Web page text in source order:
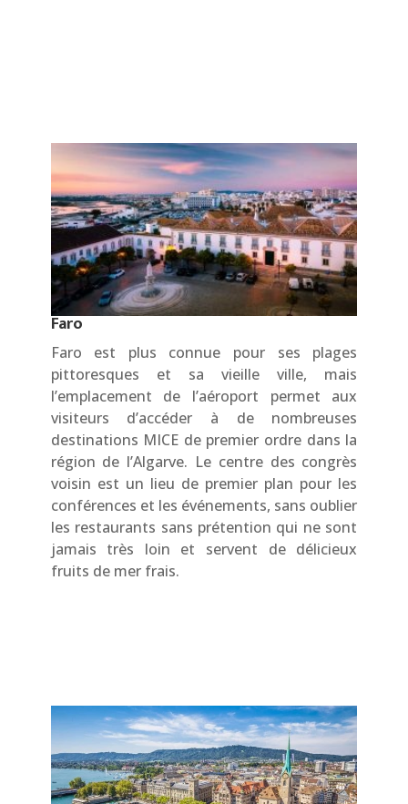
Faro
Faro est plus connue pour ses plages
pittoresques et sa vieille ville, mais
l’emplacement de l’aéroport permet aux
visiteurs d’accéder à de nombreuses
destinations MICE de premier ordre dans la
région de l’Algarve. Le centre des congrès
voisin est un lieu de premier plan pour les
conférences et les événements, sans oublier
les restaurants sans prétention qui ne sont
jamais très loin et servent de délicieux
fruits de mer frais.